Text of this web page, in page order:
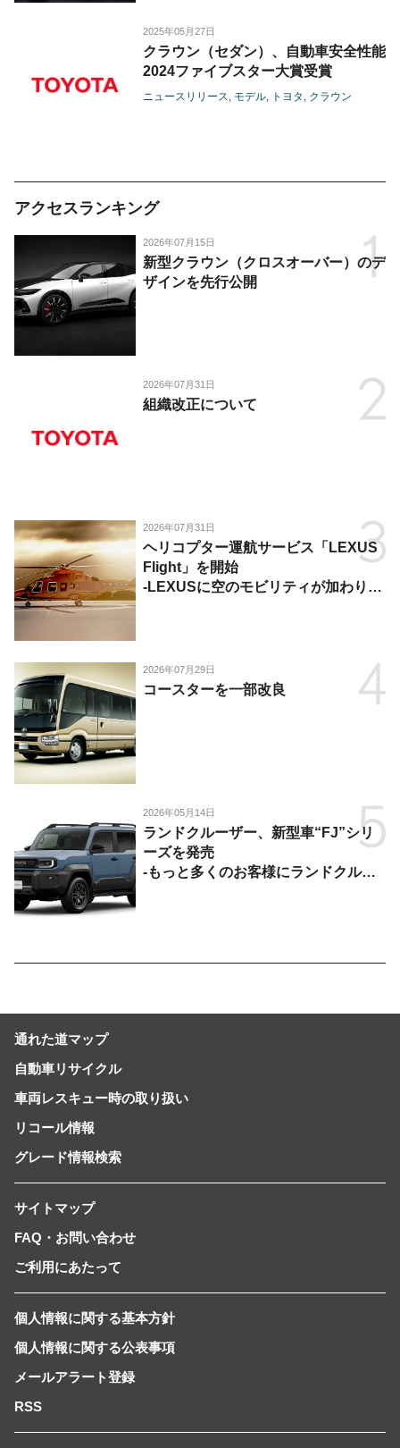
2025年05月27日
クラウン（セダン）、自動車安全性能
2024ファイブスター大賞受賞
ニュースリリース モデル トヨタ クラウン
アクセスランキング
2026年07月15日
新型クラウン（クロスオーバー）のデ
ザインを先行公開
2026年07月31日
組織改正について
2026年07月31日
ヘリコプター運航サービス「LEXUS
Flight」を開始
-LEXUSに空のモビリティが加わり、
2026年07月29日
コースターを一部改良
2026年05月14日
ランドクルーザー、新型車“FJ”シリ
ーズを発売
-もっと多くのお客様にランドクルー
通れた道マップ
自動車リサイクル
車両レスキュー時の取り扱い
リコール情報
グレード情報検索
サイトマップ
FAQ・お問い合わせ
ご利用にあたって
個人情報に関する基本方針
個人情報に関する公表事項
メールアラート登録
RSS